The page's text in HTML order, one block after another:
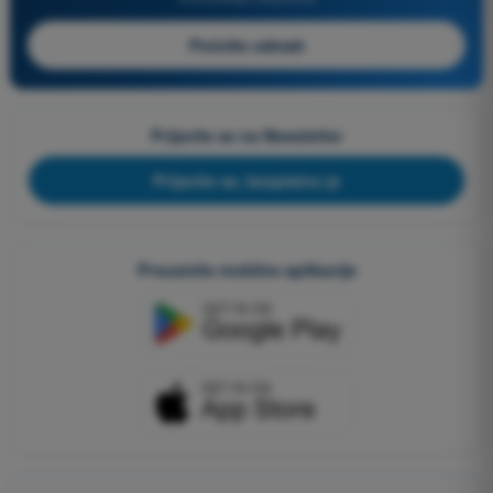
Počnite odmah
Prijavite se na Newsletter
Prijavite se, besplatno je
Preuzmite mobilne aplikacije